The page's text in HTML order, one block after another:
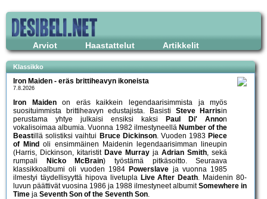
Arviot Haastattelut Artikkelit
Klassikko
Iron Maiden - eräs brittiheavyn ikoneista
7.8.2026
Iron Maidenon eräs kaikkein legendaarisimmista ja myös
suosituimmista brittiheavyn edustajista. Basisti Steve Harrisin
perustama yhtye julkaisi ensiksi kaksi
Paul Di' Annon
vokalisoimaa albumia. Vuonna 1982 ilmestyneellä Number of the
Beastillä solistiksi vaihtui Bruce Dickinson. Vuoden 1983 Piece
of Mind oli ensimmäinen Maidenin legendaarisimman lineupin
(Harris, Dickinson, kitaristit Dave Murray jaAdrian Smith, sekä
rumpali
Nicko McBrain) työstämä pitkäsoitto. Seuraava
klassikkoalbumi oli vuoden 1984 Powerslave ja vuonna 1985
ilmestyi täydellisyyttä hipova livetupla Live After Death. Maidenin 80-
luvun päättivät vuosina 1986 ja 1988 ilmestyneet albumitSomewhere in
Time ja Seventh Son of the Seventh Son.